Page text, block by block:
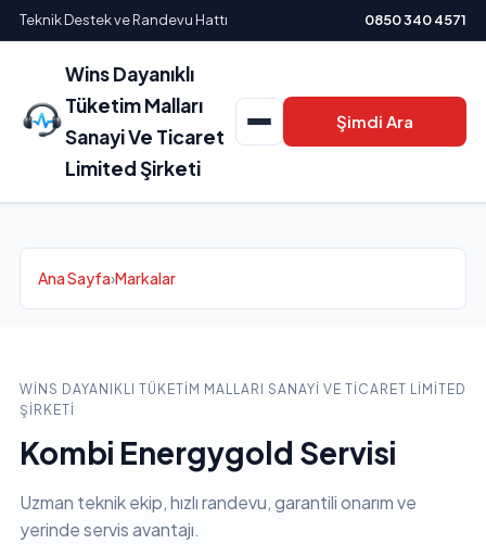
Teknik Destek ve Randevu Hattı 0850 340 4571
Wins Dayanıklı
Tüketim Malları
Sanayi Ve Ticaret
Limited Şirketi
Şimdi Ara
Ana Sayfa›Markalar
WINS DAYANIKLI TÜKETIM MALLARI SANAYI VE TICARET LIMITED
ŞIRKETI
Kombi Energygold Servisi
Uzman teknik ekip, hızlı randevu, garantili onarım ve
yerinde servis avantajı.